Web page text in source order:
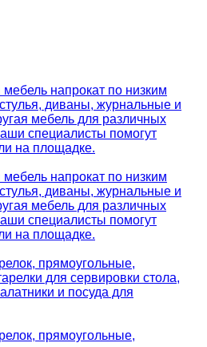
напрокат по низким
диваны, журнальные и
мебель для различных
специалисты помогут
на площадке.
напрокат по низким
диваны, журнальные и
мебель для различных
специалисты помогут
на площадке.
прямоугольные,
для сервировки стола,
и посуда для
прямоугольные,